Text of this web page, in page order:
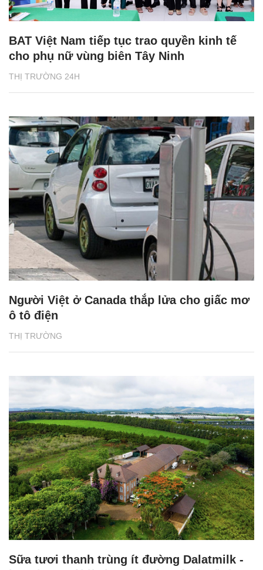
THỊ TRƯỜNG 24H
BAT Việt Nam tiếp tục trao quyền kinh tế
cho phụ nữ vùng biên Tây Ninh
THỊ TRƯỜNG
Người Việt ở Canada thắp lửa cho giấc mơ
ô tô điện
Sữa tươi thanh trùng ít đường Dalatmilk -